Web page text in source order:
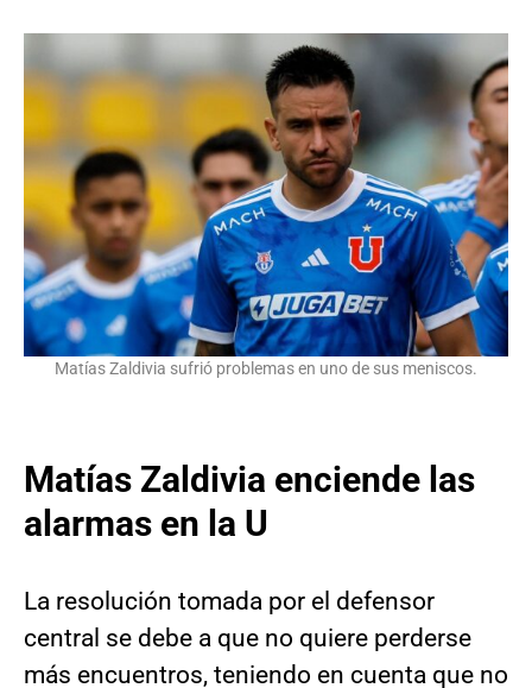
Matías Zaldivia sufrió problemas en uno de sus meniscos.
Matías Zaldivia enciende las
alarmas en la U
La resolución tomada por el defensor
central se debe a que no quiere perderse
más encuentros, teniendo en cuenta que no